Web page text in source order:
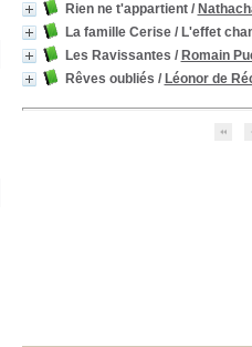
Rien ne t'appartient/
La famille Cerise / L'effet
Les Ravissantes / Romain
Rêves oubliés / Léonor de